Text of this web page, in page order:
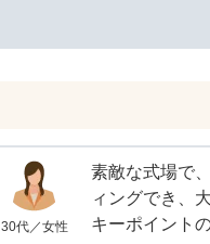
30代／女性
素敵な式場で
ィングでき、
キーポイント